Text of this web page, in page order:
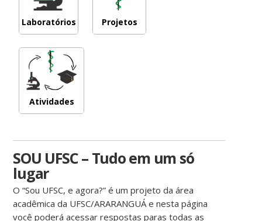
Laboratórios Projetos
Atividades
complementares
SOU UFSC – Tudo em um só
lugar
O “Sou UFSC, e agora?” é um projeto da área
acadêmica da UFSC/ARARANGUÁ e nesta página
você poderá acessar respostas paras todas as